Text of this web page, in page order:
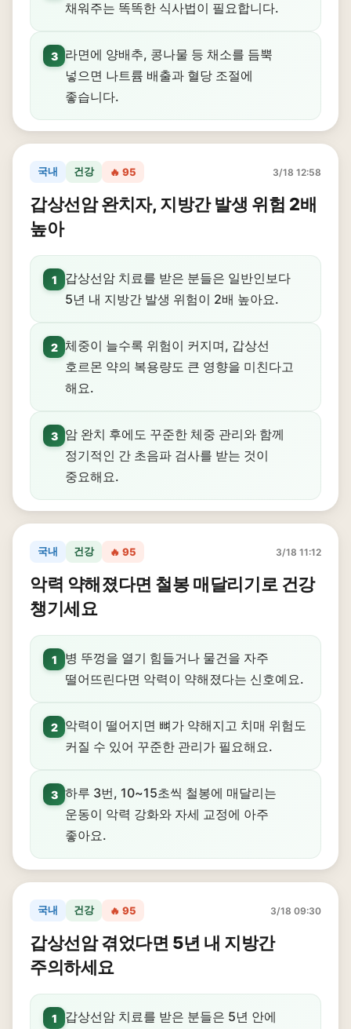
채워주는 똑똑한 식사법이 필요합니다.
3
라면에 양배추, 콩나물 등 채소를 듬뿍
넣으면 나트륨 배출과 혈당 조절에
좋습니다.
국내 건강 🔥 95 3/18 12:58
갑상선암 완치자, 지방간 발생 위험 2배
높아
1
갑상선암 치료를 받은 분들은 일반인보다
5년 내 지방간 발생 위험이 2배 높아요.
2 체중이 늘수록 위험이 커지며, 갑상선
호르몬 약의 복용량도 큰 영향을 미친다고
해요.
3
암 완치 후에도 꾸준한 체중 관리와 함께
정기적인 간 초음파 검사를 받는 것이
중요해요.
국내 건강 🔥 95 3/18 11:12
악력 약해졌다면 철봉 매달리기로 건강
챙기세요
1
병 뚜껑을 열기 힘들거나 물건을 자주
떨어뜨린다면 악력이 약해졌다는 신호예요.
2
악력이 떨어지면 뼈가 약해지고 치매 위험도
커질 수 있어 꾸준한 관리가 필요해요.
3 하루 3번, 10~15초씩 철봉에 매달리는
운동이 악력 강화와 자세 교정에 아주
좋아요.
국내 건강 🔥 95 3/18 09:30
갑상선암 겪었다면 5년 내 지방간
주의하세요
1
갑상선암 치료를 받은 분들은 5년 안에